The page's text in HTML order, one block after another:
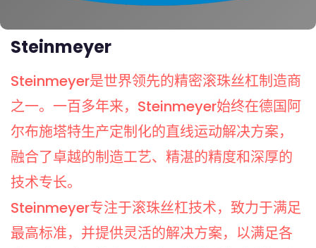
Steinmeyer
Steinmeyer是世界领先的精密滚珠丝杠制造商
之一。一百多年来，Steinmeyer始终在德国阿
尔布施塔特生产定制化的直线运动解决方案，
融合了卓越的制造工艺、精湛的精度和深厚的
技术专长。
Steinmeyer专注于滚珠丝杠技术，致力于满足
最高标准，并提供灵活的解决方案，以满足各